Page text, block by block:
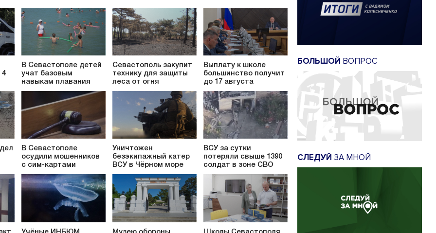
4
В Севастополе детей
учат базовым
навыкам плавания
Севастополь закупит
технику для защиты
леса от огня
Выплату к школе
большинство получит
до 17 августа
В Севастополе
осудили мошенников
с сим-картами
Уничтожен
безэкипажный катер
ВСУ в Чёрном море
ВСУ за сутки
потеряли свыше 1390
солдат в зоне СВО
БОЛЬШОЙ ВОПРОС
СЛЕДУЙ ЗА МНОЙ